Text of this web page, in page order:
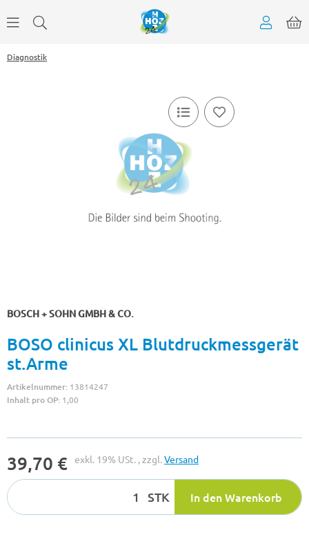
Diagnostik
BOSCH + SOHN GMBH & CO.
BOSO clinicus XL Blutdruckmessgerät
st.Arme
Artikelnummer: 13814247
Inhalt pro OP: 1,00
39,70 € exkl. 19% USt. , zzgl.Versand
STK In den Warenkorb